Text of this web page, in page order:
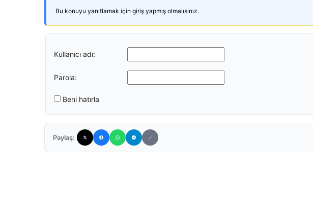
Bu konuyu yanıtlamak için giriş yapmış olmalısınız.
Kullanıcı adı:
Parola:
Beni hatırla
Paylaş: